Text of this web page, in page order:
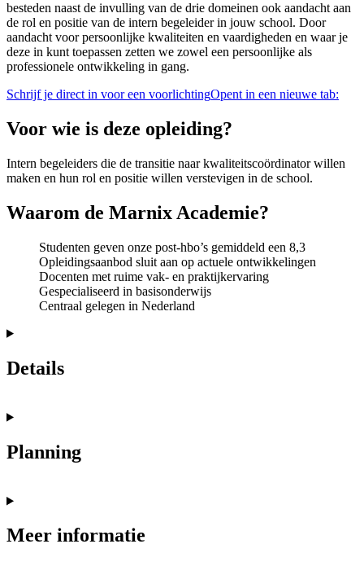
besteden naast de invulling van de drie domeinen ook aandacht aan
de rol en positie van de intern begeleider in jouw school. Door
aandacht voor persoonlijke kwaliteiten en vaardigheden en waar je
deze in kunt toepassen zetten we zowel een persoonlijke als
professionele ontwikkeling in gang.
Schrijf je direct in voor een voorlichtingOpent in een nieuwe tab:
Voor wie is deze opleiding?
Intern begeleiders die de transitie naar kwaliteitscoördinator willen
maken en hun rol en positie willen verstevigen in de school.
Waarom de Marnix Academie?
Studenten geven onze post-hbo’s gemiddeld een 8,3
Opleidingsaanbod sluit aan op actuele ontwikkelingen
Docenten met ruime vak- en praktijkervaring
Gespecialiseerd in basisonderwijs
Centraal gelegen in Nederland
Details
Planning
Meer informatie